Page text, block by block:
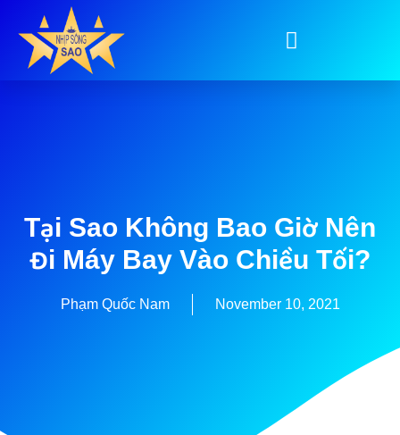
Tại Sao Không Bao Giờ Nên
Đi Máy Bay Vào Chiều Tối?
Phạm Quốc Nam November 10, 2021